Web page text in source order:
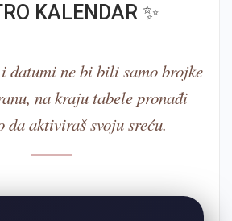
KALENDAR ✨
datumi ne bi bili samo brojke
na kraju tabele pronađi
da aktiviraš svoju sreću.